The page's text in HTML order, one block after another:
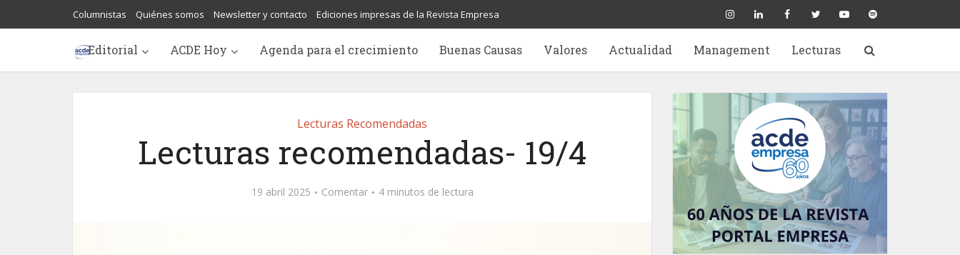
Columnistas Quiénes somos Newsletter y contacto Ediciones impresas de la Revista Empresa
Editorial ACDE Hoy Agenda para el crecimiento Buenas Causas Valores Actualidad Management Lecturas
Lecturas Recomendadas
Lecturas recomendadas- 19/4
19 abril 2025 Comentar 4 minutos de lectura